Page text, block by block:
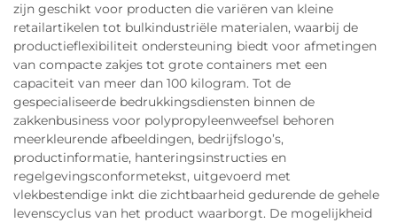
zijn geschikt voor producten die variëren van kleine
retailartikelen tot bulkindustriële materialen, waarbij de
productieflexibiliteit ondersteuning biedt voor afmetingen
van compacte zakjes tot grote containers met een
capaciteit van meer dan 100 kilogram. Tot de
gespecialiseerde bedrukkingsdiensten binnen de
zakkenbusiness voor polypropyleenweefsel behoren
meerkleurende afbeeldingen, bedrijfslogo’s,
productinformatie, hanteringsinstructies en
regelgevingsconformetekst, uitgevoerd met
vlekbestendige inkt die zichtbaarheid gedurende de gehele
levenscyclus van het product waarborgt. De mogelijkheid